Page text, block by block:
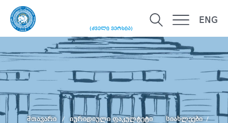
(ძველი ვერსია)
ENG
მთავარი იურიდიული ფაკულტეტი
სიახლეები